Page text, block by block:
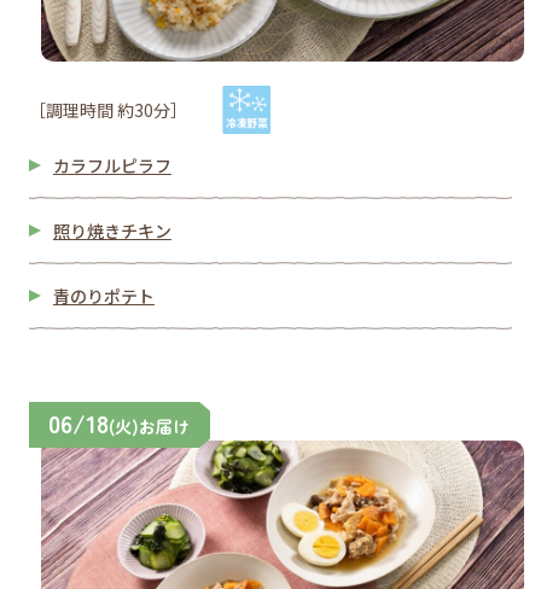
［調理時間 約30分］
カラフルピラフ
照り焼きチキン
青のりポテト
06/18(火)お届け